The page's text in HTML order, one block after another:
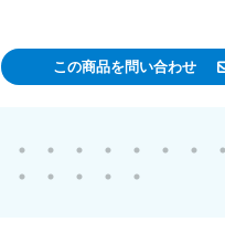
この商品を問い合わせ